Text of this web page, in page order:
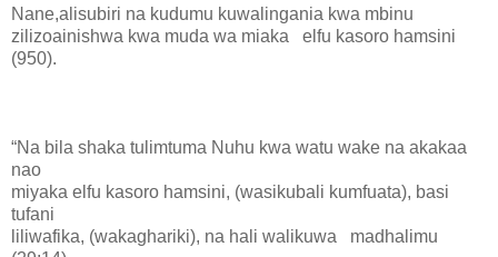
Nane,alisubiri na kudumu kuwalingania kwa mbinu
zilizoainishwa kwa muda wa miaka elfu kasoro hamsini
(950).
“Na bila shaka tulimtuma Nuhu kwa watu wake na akakaa
nao
miyaka elfu kasoro hamsini, (wasikubali kumfuata), basi
tufani
liliwafika, (wakaghariki), na hali walikuwa madhalimu